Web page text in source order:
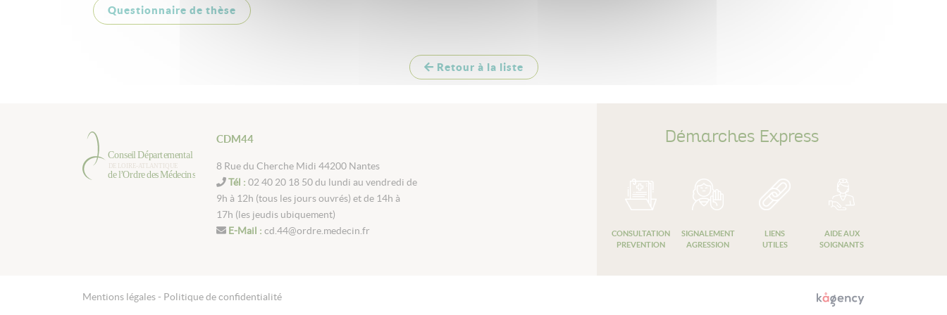
Questionnaire de thèse
Retour à la liste
CDM44
8 Rue du Cherche Midi 44200 Nantes
Tél : 02 40 20 18 50 du lundi au vendredi de
9h à 12h (tous les jours ouvrés) et de 14h à
17h (les jeudis ubiquement)
E-Mail : cd.44@ordre.medecin.fr
Démarches Express
CONSULTATION
PREVENTION
SIGNALEMENT
AGRESSION
LIENS
UTILES
AIDE AUX
SOIGNANTS
Mentions légales - Politique de confidentialité